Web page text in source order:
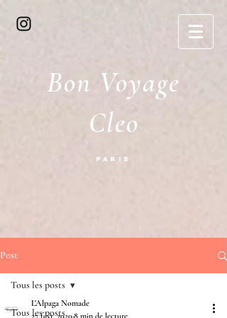
Bon Voyage
Cleo
Paris
Post
Tous les posts
Tous les posts
L'Alpaga Nomade
27 févr. 20208 min de lecture